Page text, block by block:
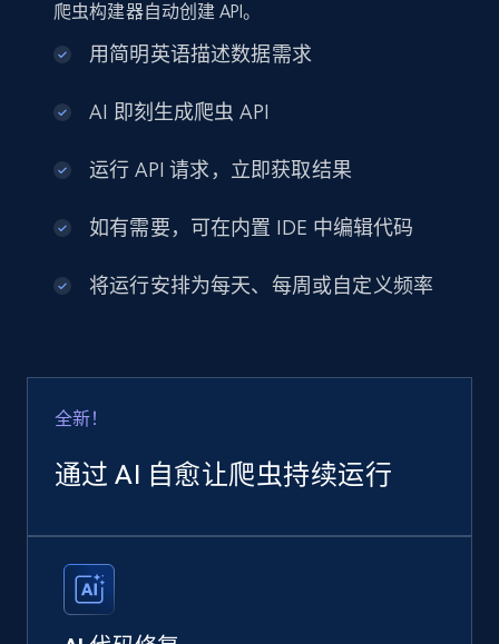
爬虫构建器自动创建 API。
用简明英语描述数据需求
AI 即刻生成爬虫 API
运行 API 请求，立即获取结果
如有需要，可在内置 IDE 中编辑代码
将运行安排为每天、每周或自定义频率
全新！
通过 AI 自愈让爬虫持续运行